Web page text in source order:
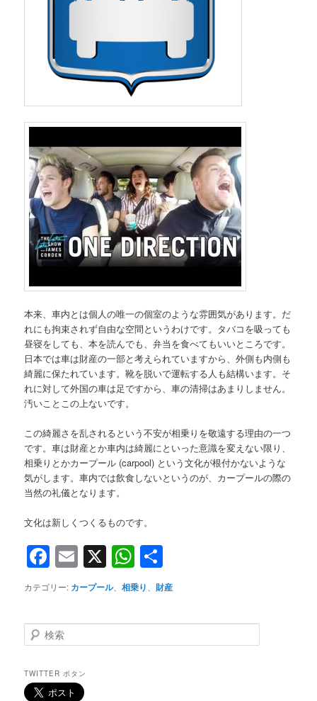
本来、車内とは個人の唯一の個室のような雰囲気があります。だ
れにも拘束されず自由な空間というわけです。タバコを吸っても
昼寝をしても、本を読んでも、弁当を食べてもいいところです。
日本では車は財産の一部と考えられていますから、外側も内側も
綺麗に保たれています。靴を脱いで運転する人も結構います。そ
れに対して外国の車は足ですから、車の清掃はあまりしません。
汚いことこの上ないです。
この綺麗さを乱されるという不安が相乗りを敬遠する理由の一つ
です。車は財産とか車内は綺麗にといった意識を変えない限り、
相乗りとかカープール (carpool) という文化が根付かないような
気がします。車内では飲食しないというのが、カープールの際の
当然の礼儀となります。
文化は新しくつくるものです。
Facebook
Email
X WhatsApp
有
カテゴリー: カープール、相乗り 、財産
検
索
TWITTER ボタン